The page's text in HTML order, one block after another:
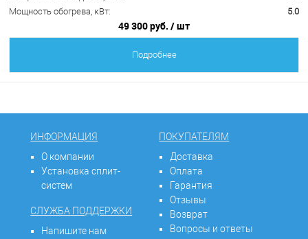
Мощность обогрева, кВт:
5.0
49 300 руб. / шт
Подробнее
ИНФОРМАЦИЯ
О компании
Установка сплит-
систем
СЛУЖБА ПОДДЕРЖКИ
Напишите нам
ПОКУПАТЕЛЯМ
Доставка
Оплата
Гарантия
Отзывы
Возврат
Вопросы и ответы